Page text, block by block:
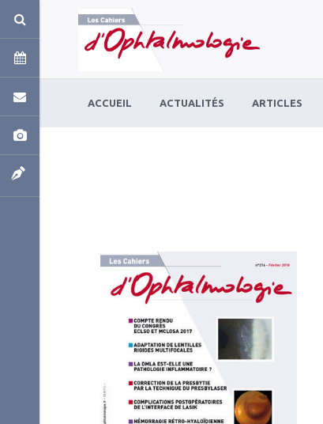
ACCUEIL ACTUALITÉS ARTICLES
Panneau de gestion des cookies